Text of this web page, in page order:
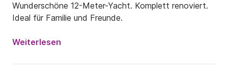
Wunderschöne 12-Meter-Yacht. Komplett renoviert.
Ideal für Familie und Freunde.
Weiterlesen